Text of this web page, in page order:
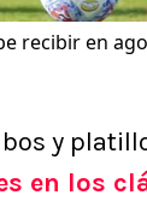
recibir en
y
en los